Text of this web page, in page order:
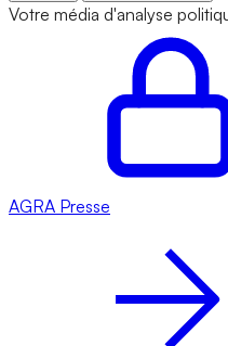
Votre média d'analyse
AGRA Presse